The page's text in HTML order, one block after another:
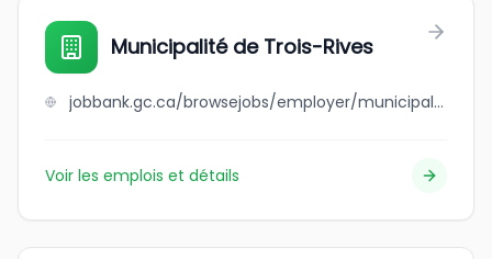
Municipalité de Trois-Rives
jobbank.gc.ca/browsejobs/employer/municipalit%C3%A9+de+trois-rives/ca
Voir les emplois et détails